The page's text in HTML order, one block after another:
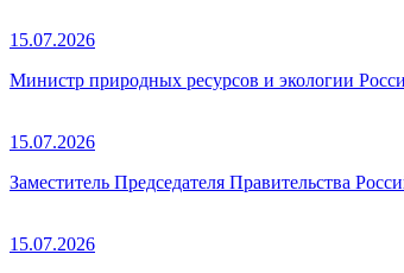
15.07.2026
Министр природных ресурсов и экологии
15.07.2026
Заместитель Председателя Правительства
15.07.2026